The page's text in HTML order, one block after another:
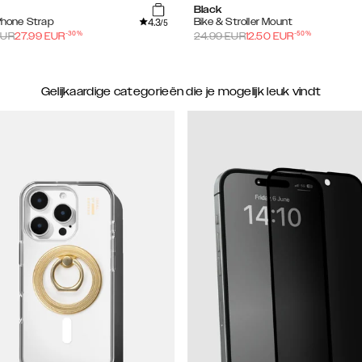
Strap 4.3/5
27.99 EUR-30%
Black
Bike & Stroller Mount
24.99EUR12.50 EUR-50%
Gelijkaardige categorieën die je mogelijk leuk vindt